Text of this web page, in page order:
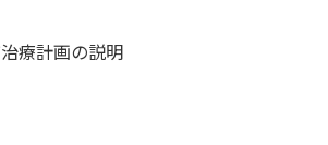
療計画の説明